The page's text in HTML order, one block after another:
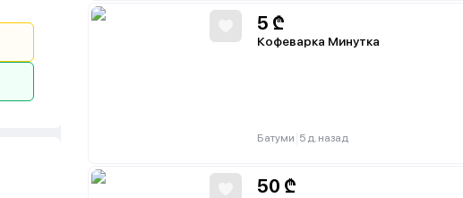
5 ₾
Кофеварка Минутка
Батуми 5 д. назад
50 ₾